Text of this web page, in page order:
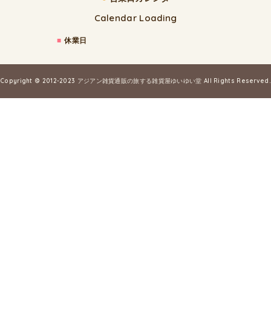
Calendar Loading
■ 休業日
Copyright © 2012-2023 アジアン雑貨通販の旅する雑貨屋ゆいゆい堂 All Rights Reserved.